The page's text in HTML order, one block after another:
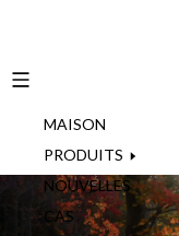
MAISON
PRODUITS
NOUVELLES
CAS